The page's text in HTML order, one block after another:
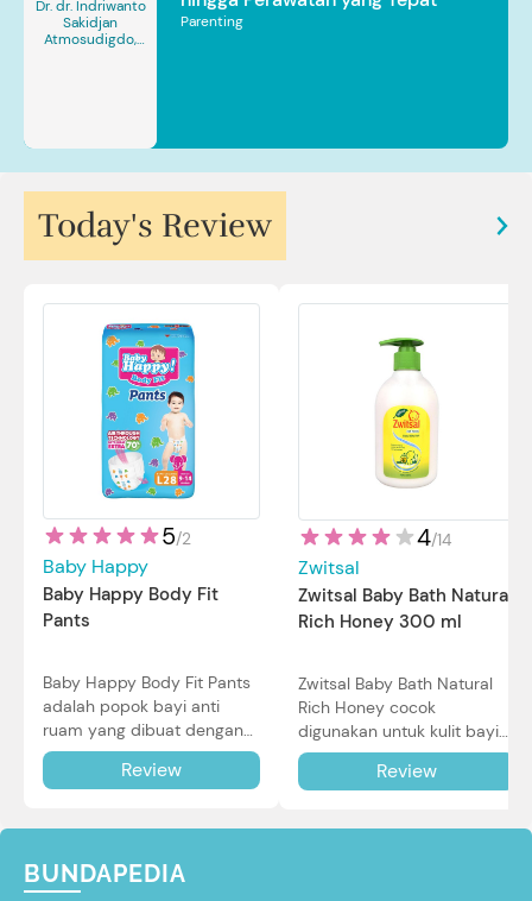
Dr. dr. Indriwanto
Sakidjan
Atmosudigdo,
Parenting
Today's Review
5/2
Baby Happy
Baby Happy Body Fit
Pants
Baby Happy Body Fit Pants
adalah popok bayi anti
ruam yang dibuat dengan
teknologi Air Through
Technology.Review
4/14
Zwitsal
Zwitsal Baby Bath Natural
Rich Honey 300 ml
Zwitsal Baby Bath Natural
Rich Honey cocok
digunakan untuk kulit bayi
baru lahir bahkan kulit
sensitif sekalipun. Simak
Review
BUNDAPEDIA